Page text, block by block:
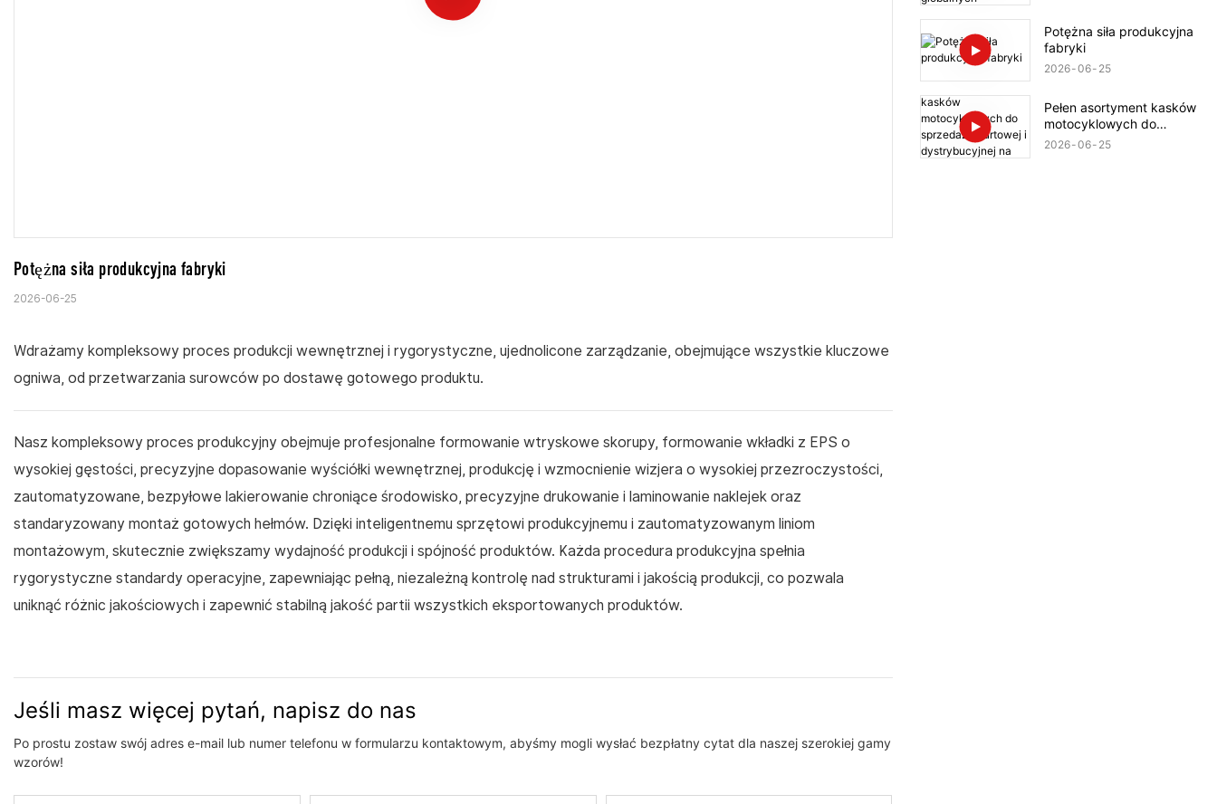
Potężna siła produkcyjna fabryki
2026-06-25
Wdrażamy kompleksowy proces produkcji wewnętrznej i rygorystyczne, ujednolicone zarządzanie, obejmujące wszystkie kluczowe
ogniwa, od przetwarzania surowców po dostawę gotowego produktu.
Nasz kompleksowy proces produkcyjny obejmuje profesjonalne formowanie wtryskowe skorupy, formowanie wkładki z EPS o
wysokiej gęstości, precyzyjne dopasowanie wyściółki wewnętrznej, produkcję i wzmocnienie wizjera o wysokiej przezroczystości,
zautomatyzowane, bezpyłowe lakierowanie chroniące środowisko, precyzyjne drukowanie i laminowanie naklejek oraz
standaryzowany montaż gotowych hełmów. Dzięki inteligentnemu sprzętowi produkcyjnemu i zautomatyzowanym liniom
montażowym, skutecznie zwiększamy wydajność produkcji i spójność produktów. Każda procedura produkcyjna spełnia
rygorystyczne standardy operacyjne, zapewniając pełną, niezależną kontrolę nad strukturami i jakością produkcji, co pozwala
uniknąć różnic jakościowych i zapewnić stabilną jakość partii wszystkich eksportowanych produktów.
Jeśli masz więcej pytań, napisz do nas
Po prostu zostaw swój adres e-mail lub numer telefonu w formularzu kontaktowym, abyśmy mogli wysłać bezpłatny cytat dla naszej szerokiej gamy
wzorów!
Potężna siła produkcyjna
fabryki
2026 06 25
Pełen asortyment kasków
motocyklowych do
sprzedaży hurtowej i
2026 06 25